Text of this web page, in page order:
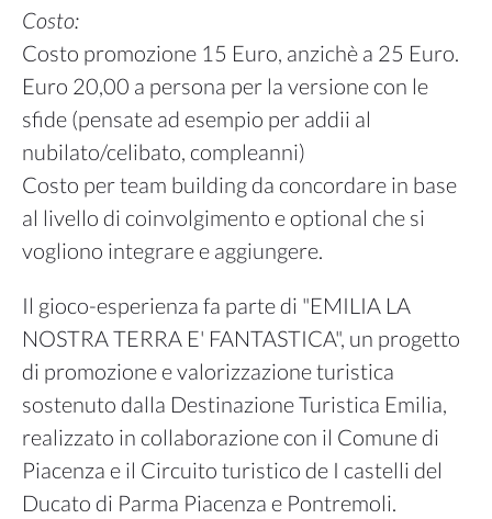
Costo:
Costo promozione 15 Euro, anzichè a 25 Euro.
Euro 20,00 a persona per la versione con le
sfide (pensate ad esempio per addii al
nubilato/celibato, compleanni)
Costo per team building da concordare in base
al livello di coinvolgimento e optional che si
vogliono integrare e aggiungere.
Il gioco-esperienza fa parte di "EMILIA LA
NOSTRA TERRA E' FANTASTICA", un progetto
di promozione e valorizzazione turistica
sostenuto dalla Destinazione Turistica Emilia,
realizzato in collaborazione con il Comune di
Piacenza e il Circuito turistico de I castelli del
Ducato di Parma Piacenza e Pontremoli.